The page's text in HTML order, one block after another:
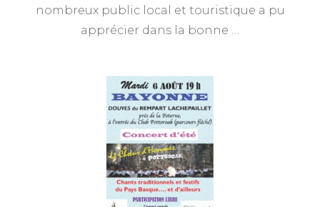
nombreux public local et touristique a pu
apprécier dans la bonne …